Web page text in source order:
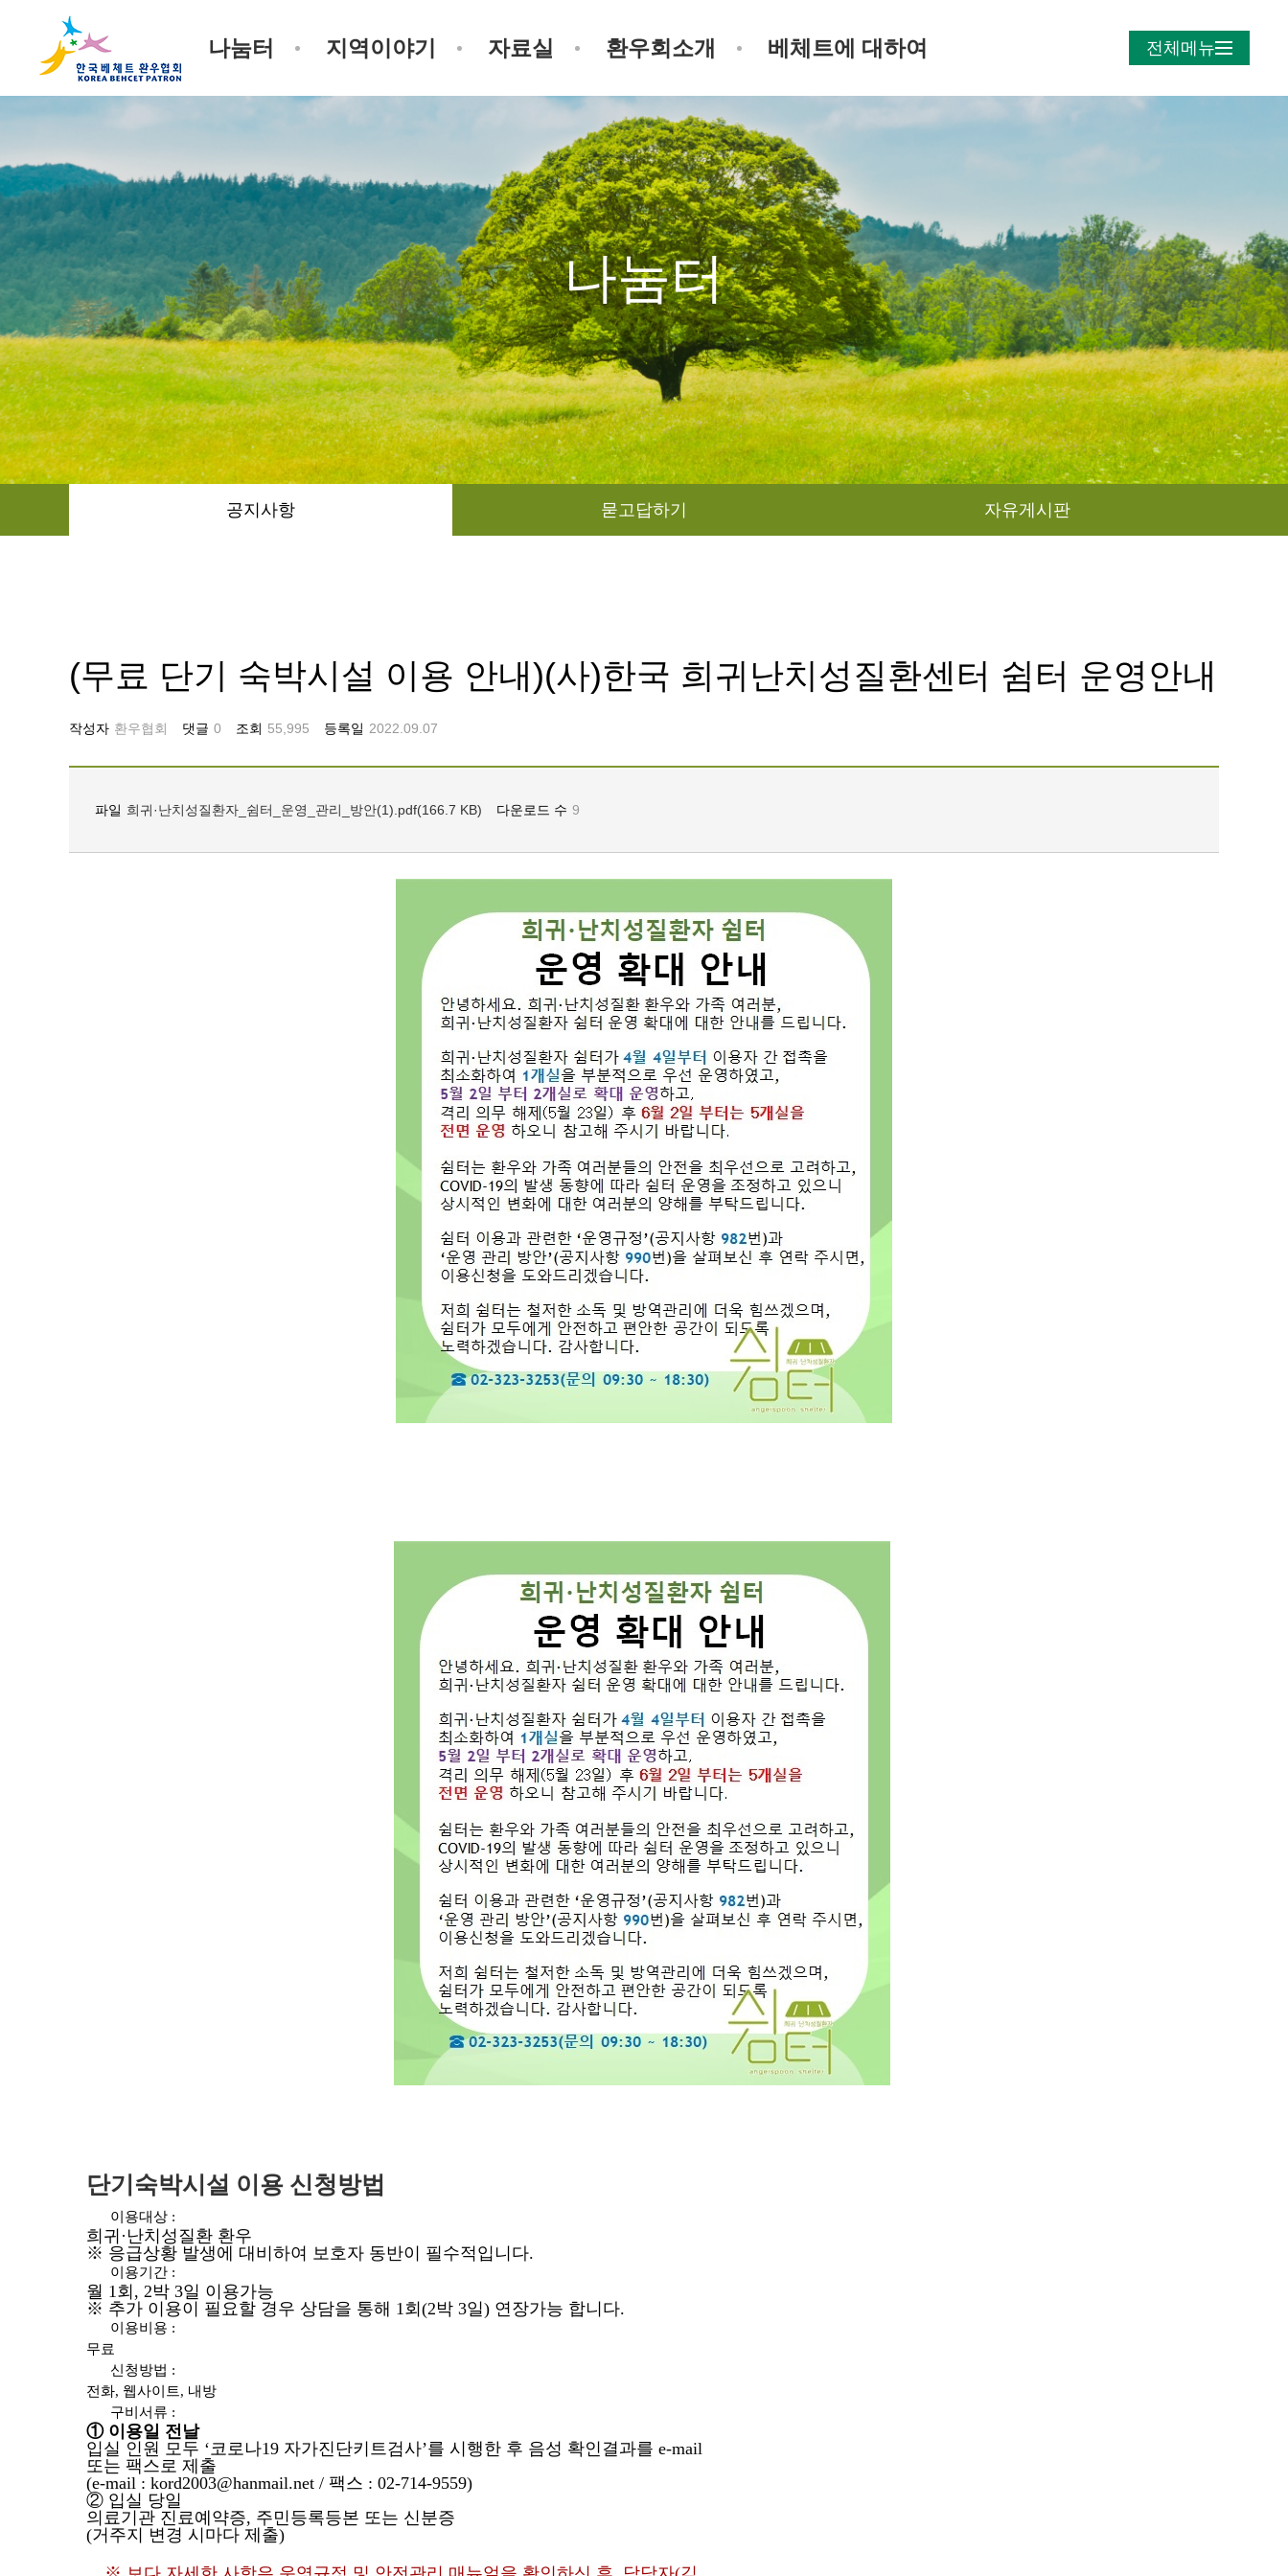
나눔터 지역이야기 자료실 환우회소개 베체트에 대하여 전체메뉴
나눔터
공지사항 묻고답하기 자유게시판
(무료 단기 숙박시설 이용 안내)(사)한국 희귀난치성질환센터 쉼터 운영안내
작성자 환우협회 댓글 0 조회 55,995 등록일 2022.09.07
파일 희귀·난치성질환자_쉼터_운영_관리_방안(1).pdf(166.7 KB) 다운로드 수 9
단기숙박시설 이용 신청방법
이용대상 :
희귀·난치성질환 환우
※ 응급상황 발생에 대비하여 보호자 동반이 필수적입니다.
이용기간 :
월 1회, 2박 3일 이용가능
※ 추가 이용이 필요할 경우 상담을 통해 1회(2박 3일) 연장가능 합니다.
이용비용 :
무료
신청방법 :
전화, 웹사이트, 내방
구비서류 :
① 이용일 전날
입실 인원 모두 ‘코로나19 자가진단키트검사’를 시행한 후 음성 확인결과를 e-mail
또는 팩스로 제출
(e-mail : kord2003@hanmail.net / 팩스 : 02-714-9559)
② 입실 당일
의료기관 진료예약증, 주민등록등본 또는 신분증
(거주지 변경 시마다 제출)